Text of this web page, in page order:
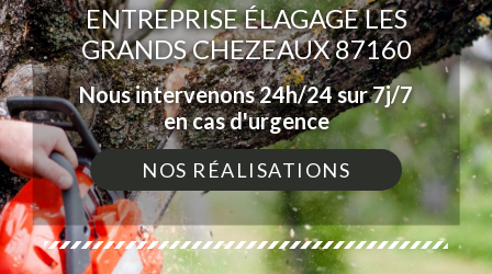
ENTREPRISE ÉLAGAGE LES
GRANDS CHEZEAUX 87160
Nous intervenons 24h/24 sur 7j/7
en cas d'urgence
NOS RÉALISATIONS